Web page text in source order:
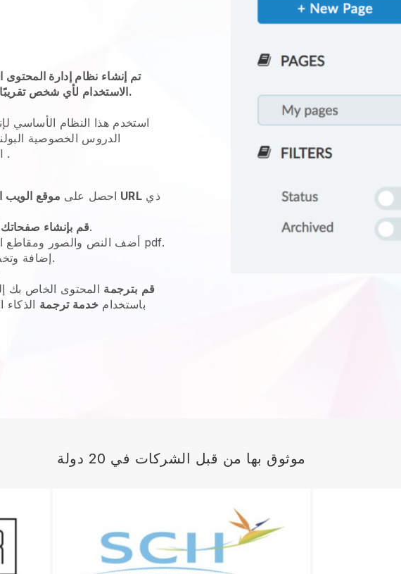
تم إنشاء نظام إدارة
الاستخدام لأي شخص تقريبًا ، ونحن على يقين من أنه يشملك.
استخدم هذا النظام الأساسي
الدروس الخصوصية
.
احصل على موقع الويب عنوان URL ذي
قم بإنشاء صفحاتكللإرشاد.
أضف النص والصور ومقاطع الفيديو والتقويمات وملفات pdf.
إضافةالخاصة بك.
قم بترجمة المحتوى الخاص بك
باستخدام خدمة ترجمة
موثوق بها من قبل الشركات في 20 دولة